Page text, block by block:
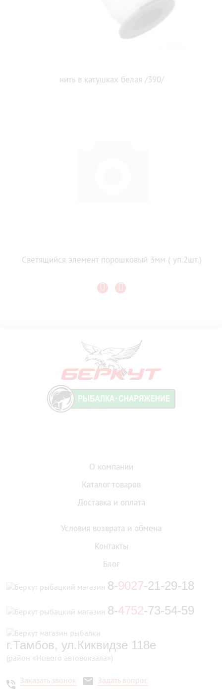
нить в катушках белая /390/
Светящийся элемент порошковый 3мм ( уп.2шт.)
О компании
Каталог товаров
Доставка и оплата
Условия возврата и обмена
Контакты
Блог
8-9027-21-29-18
8-4752-73-54-59
г.Тамбов, ул.Киквидзе 118е
(район «Нового автовокзала»)
Заказать звонок Задать вопрос